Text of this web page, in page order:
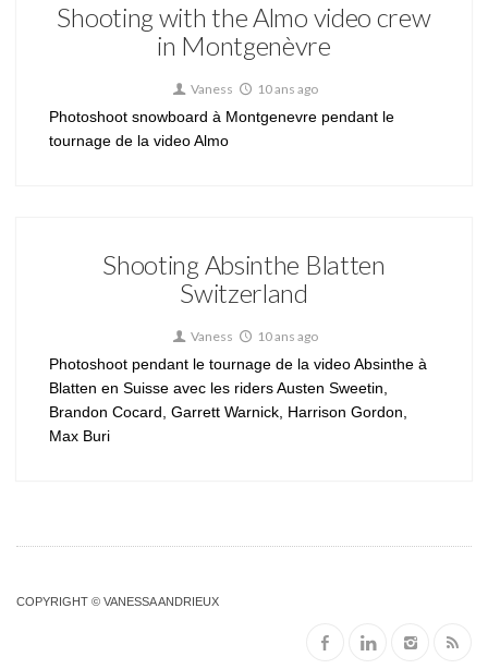
Shooting with the Almo video crew
in Montgenèvre
Vaness 10 ans ago
Photoshoot snowboard à Montgenevre pendant le
tournage de la video Almo
Shooting Absinthe Blatten
Switzerland
Vaness 10 ans ago
Photoshoot pendant le tournage de la video Absinthe à
Blatten en Suisse avec les riders Austen Sweetin,
Brandon Cocard, Garrett Warnick, Harrison Gordon,
Max Buri
COPYRIGHT © VANESSA ANDRIEUX